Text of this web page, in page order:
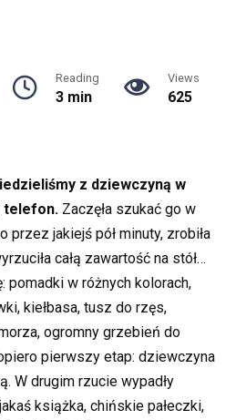
Reading
3 min
Views
625
z dziewczyną w
telefon. Zaczęła szukać go w
przez jakiejś pół minuty, zrobiła
całą zawartość na stół…
pomadki w różnych kolorach,
kiełbasa, tusz do rzęs,
ogromny grzebień do
pierwszy etap: dziewczyna
W drugim rzucie wypadły
książka, chińskie pałeczki,